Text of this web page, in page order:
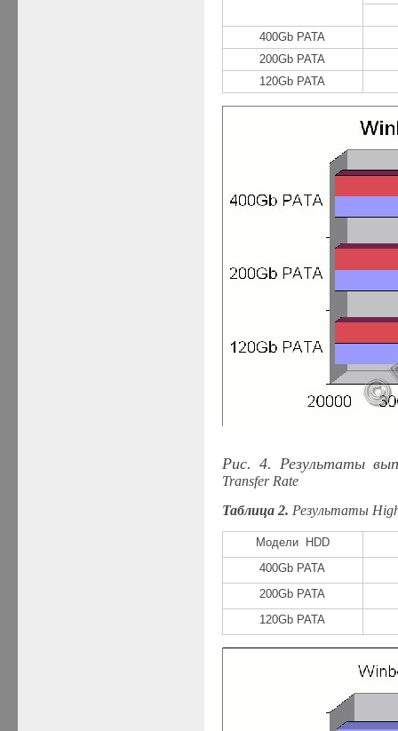
400Gb PATA
200Gb PATA
120Gb PATA
Рис. 4. Результаты
Transfer Rate
Таблица 2. Результаты
Модели HDD
400Gb PATA
200Gb PATA
120Gb PATA